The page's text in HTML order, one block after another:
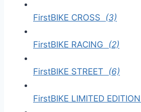
FirstBIKE CROSS (3)
FirstBIKE RACING (2)
FirstBIKE STREET (6)
FirstBIKE LIMITED EDITION